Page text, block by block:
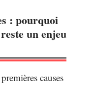
: pourquoi
un enjeu
causes